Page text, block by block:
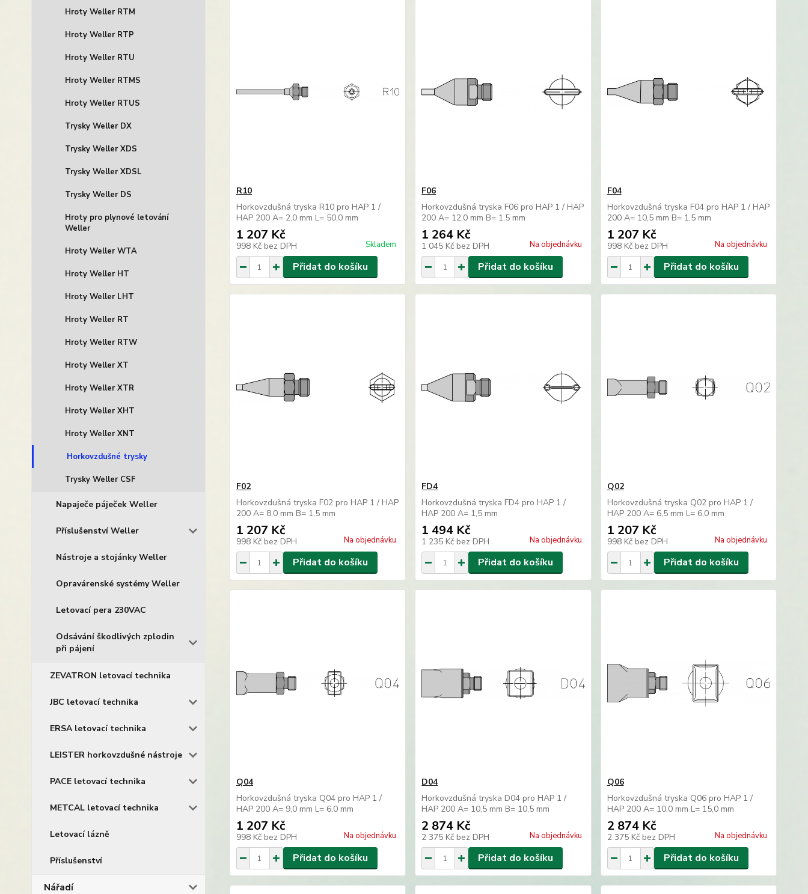
Hroty Weller RTM
Hroty Weller RTP
Hroty Weller RTU
Hroty Weller RTMS
Hroty Weller RTUS
Trysky Weller DX
Trysky Weller XDS
Trysky Weller XDSL
Trysky Weller DS
Hroty pro plynové letování
Weller
Hroty Weller WTA
Hroty Weller HT
Hroty Weller LHT
Hroty Weller RT
Hroty Weller RTW
Hroty Weller XT
Hroty Weller XTR
Hroty Weller XHT
Hroty Weller XNT
Horkovzdušné trysky
Trysky Weller CSF
Napaječe páječek Weller
Příslušenství Weller
Nástroje a stojánky Weller
Opravárenské systémy Weller
Letovací pera 230VAC
Odsávání škodlivých zplodin
při pájení
ZEVATRON letovací technika
JBC letovací technika
ERSA letovací technika
LEISTER horkovzdušné nástroje
PACE letovací technika
METCAL letovací technika
Letovací lázně
Příslušenství
Nářadí
R10
Horkovzdušná tryska R10 pro HAP 1 /
HAP 200 A= 2,0 mm L= 50,0 mm
1 207 Kč
998 Kč bez DPH Skladem
Přidat do košíku
F06
Horkovzdušná tryska F06 pro HAP 1 / HAP
200 A= 12,0 mm B= 1,5 mm
1 264 Kč
1 045 Kč bez DPH Na objednávku
Přidat do košíku
F04
Horkovzdušná tryska F04 pro HAP 1 / HAP
200 A= 10,5 mm B= 1,5 mm
1 207 Kč
998 Kč bez DPH Na objednávku
Přidat do košíku
F02
Horkovzdušná tryska F02 pro HAP 1 / HAP
200 A= 8,0 mm B= 1,5 mm
1 207 Kč
998 Kč bez DPH Na objednávku
Přidat do košíku
FD4
Horkovzdušná tryska FD4 pro HAP 1 /
HAP 200 A= 1,5 mm
1 494 Kč
1 235 Kč bez DPH Na objednávku
Přidat do košíku
Q02
Horkovzdušná tryska Q02 pro HAP 1 /
HAP 200 A= 6,5 mm L= 6,0 mm
1 207 Kč
998 Kč bez DPH Na objednávku
Přidat do košíku
Q04
Horkovzdušná tryska Q04 pro HAP 1 /
HAP 200 A= 9,0 mm L= 6,0 mm
1 207 Kč
998 Kč bez DPH Na objednávku
Přidat do košíku
D04
Horkovzdušná tryska D04 pro HAP 1 /
HAP 200 A= 10,5 mm B= 10,5 mm
2 874 Kč
2 375 Kč bez DPH Na objednávku
Přidat do košíku
Q06
Horkovzdušná tryska Q06 pro HAP 1 /
HAP 200 A= 10,0 mm L= 15,0 mm
2 874 Kč
2 375 Kč bez DPH Na objednávku
Přidat do košíku